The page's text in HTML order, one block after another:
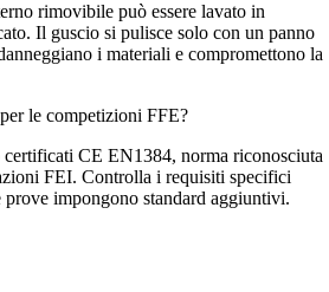
rimovibile può essere lavato in
Il guscio si pulisce solo con un panno
i materiali e compromettono la
le competizioni FFE?
CE EN1384, norma riconosciuta
FEI. Controlla i requisiti specifici
impongono standard aggiuntivi.